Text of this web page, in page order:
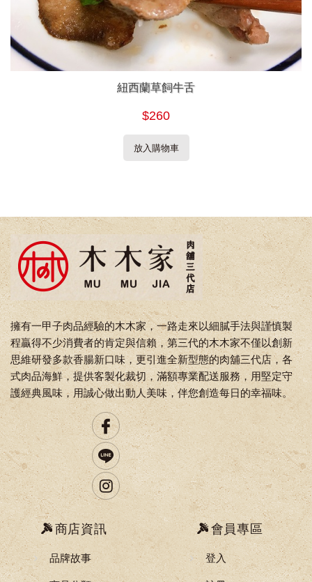
紐西蘭草飼牛舌
$260
放入購物車
擁有一甲子肉品經驗的木木家，一路走來以細膩手法與謹慎製
程贏得不少消費者的肯定與信賴，第三代的木木家不僅以創新
思維研發多款香腸新口味，更引進全新型態的肉舖三代店，各
式肉品海鮮，提供客製化裁切，滿額專業配送服務，用堅定守
護經典風味，用誠心做出動人美味，伴您創造每日的幸福味。
商店資訊
品牌故事
會員專區
登入